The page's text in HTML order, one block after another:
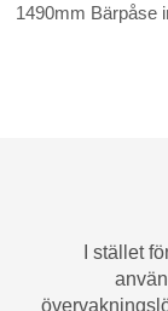
1490mm Bärpåse
I stället